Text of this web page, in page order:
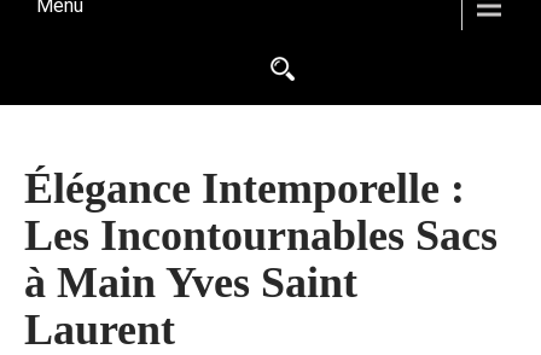
Menu
Élégance Intemporelle :
Les Incontournables Sacs
à Main Yves Saint
Laurent